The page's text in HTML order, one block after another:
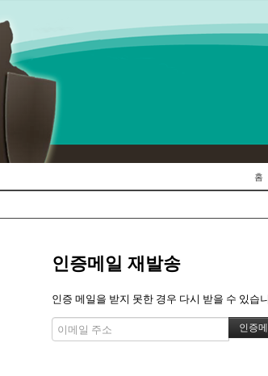
홈
인증메일 재발송
인증 메일을 받지 못한 경우 다시 받을 수 있습